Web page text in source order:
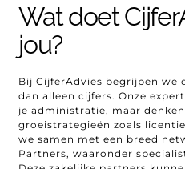
Wat doet
jou?
Bij CijferAdvies begrijpen we
dan alleen cijfers. Onze
je administratie, maar
groeistrategieën zoals
we samen met een breed
Partners, waaronder